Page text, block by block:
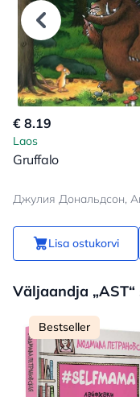
€ 8.19
Laos
Gruffalo
Lisa ostukorvi
Väljaandja
Bestseller